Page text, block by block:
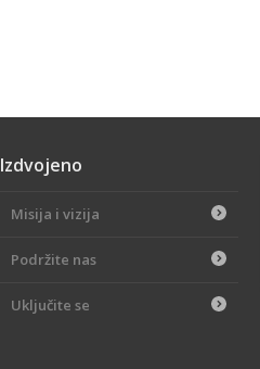
Izdvojeno
Misija i vizija
Podržite nas
Uključite se